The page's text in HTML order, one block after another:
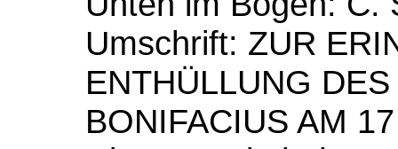
Umschrift: ZUR
ENTHÜLLUNG
BONIFACIUS AM